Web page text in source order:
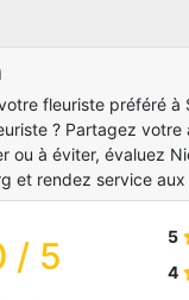
fleuriste préféré à
? Partagez votre
ou à éviter, évaluez
et rendez service
/ 5 5
4